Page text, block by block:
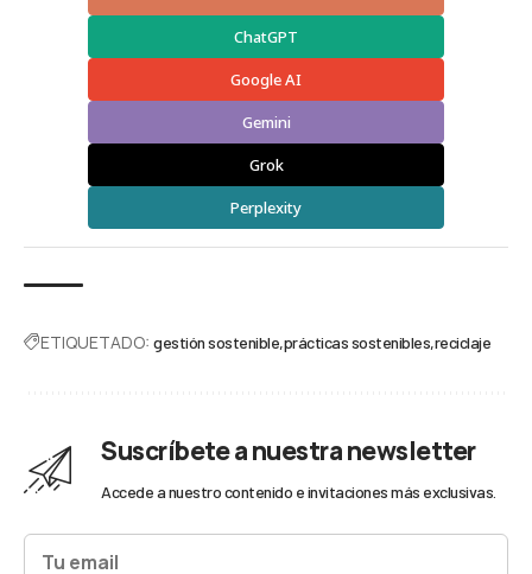
ChatGPT
Google AI
Gemini
Grok
Perplexity
ETIQUETADO: gestión sostenible prácticas sostenibles reciclaje
Suscríbete a nuestra newsletter
Accede a nuestro contenido e invitaciones más exclusivas.